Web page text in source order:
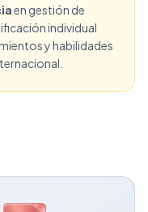
en gestión de
individual
y habilidades